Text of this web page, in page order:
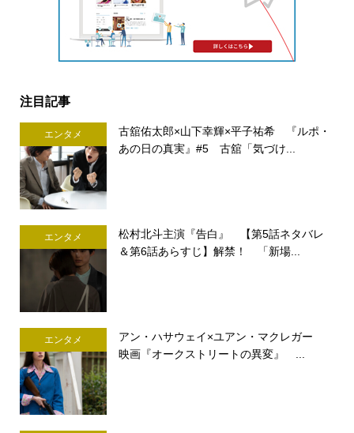
注目記事
エンタメ
古舘佑太郎×山下幸輝×平子祐希 『ルポ・
あの日の真実』#5 古舘「気づけ...
エンタメ
松村北斗主演『告白』 【第5話ネタバレ
＆第6話あらすじ】解禁！ 「新場...
エンタメ
アン・ハサウェイ×ユアン・マクレガー
映画『オークストリートの異変』 ...